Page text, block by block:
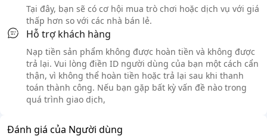
Tại đây, bạn sẽ có cơ hội mua trò chơi hoặc dịch vụ với giá
thấp hơn so với các nhà bán lẻ.
Hỗ trợ khách hàng
Nạp tiền sản phẩm không được hoàn tiền và không được
trả lại. Vui lòng điền ID người dùng của bạn một cách cẩn
thận, vì không thể hoàn tiền hoặc trả lại sau khi thanh
toán thành công. Nếu bạn gặp bất kỳ vấn đề nào trong
quá trình giao dịch,
Đánh giá của Người dùng